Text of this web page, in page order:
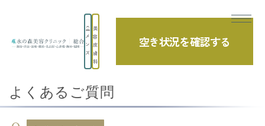
メ
ン
ズ
美
容
皮
膚
科
空き状況を確認する
TOP よくあるご質問
シリコンバック
男性でも、シリコンバックで胸を大きくする...
よくあるご質問